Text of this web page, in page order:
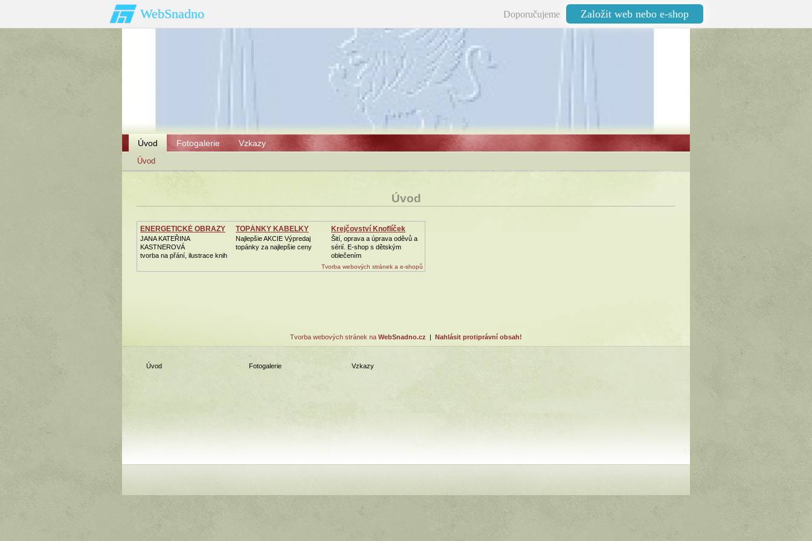
WebSnadno Doporučujeme Založit web nebo e-shop
Úvod Fotogalerie Vzkazy
Úvod
Úvod
ENERGETICKÉ OBRAZY
JANA KATEŘINA
KASTNEROVÁ
tvorba na přání, ilustrace knih
TOPÁNKY KABELKY
Najlepšie AKCIE Výpredaj
topánky za najlepšie ceny
Krejčovství Knoflíček
Šití, oprava a úprava oděvů a
sérií. E-shop s dětským
oblečením
Tvorba webových stránek a e-shopů
Tvorba webových stránek na WebSnadno.cz | Nahlásit protiprávní obsah!
Úvod Fotogalerie Vzkazy